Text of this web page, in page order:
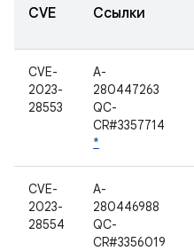
CVE Ссылки
CVE-
2023-
28553
A-
280447263
QC-
CR#3357714
*
CVE-
2023-
28554
A-
280446988
QC-
CR#3356019